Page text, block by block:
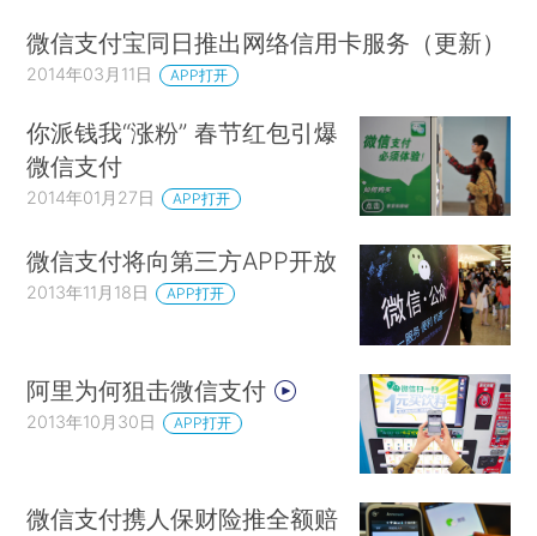
微信支付宝同日推出网络信用卡服务（更新）
2014年03月11日 APP打开
你派钱我“涨粉” 春节红包引爆
微信支付
2014年01月27日 APP打开
微信支付将向第三方APP开放
2013年11月18日 APP打开
阿里为何狙击微信支付
2013年10月30日 APP打开
微信支付携人保财险推全额赔